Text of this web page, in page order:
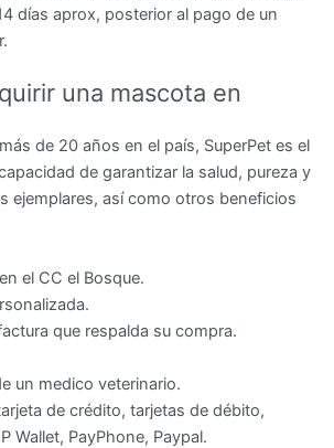
días aprox, posterior al pago de un
una mascota en
de 20 años en el país, SuperPet es el
de garantizar la salud, pureza y
ejemplares, así como otros beneficios
el CC el Bosque.
que respalda su compra.
un medico veterinario.
de crédito, tarjetas de débito,
Wallet, PayPhone, Paypal.